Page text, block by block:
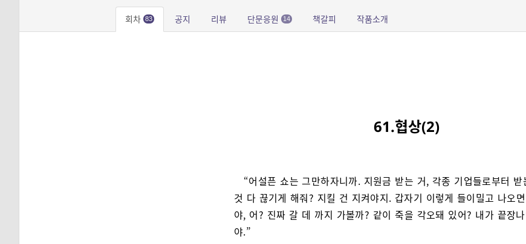
회차 83 공지 리뷰 단문응원 14 책갈피 작품소개
61.협상(2)
“어설픈 쇼는 그만하자니까. 지원금 받는 거, 각종 기업들로부터 받
것 다 끊기게 해줘? 지킬 건 지켜야지. 갑자기 이렇게 들이밀고 나오
야, 어? 진짜 갈 데 까지 가볼까? 같이 죽을 각오돼 있어? 내가 끝장
야.”